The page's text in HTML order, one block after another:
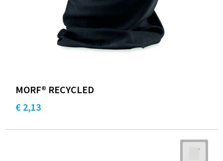
MORF® RECYCLED
€ 2,13